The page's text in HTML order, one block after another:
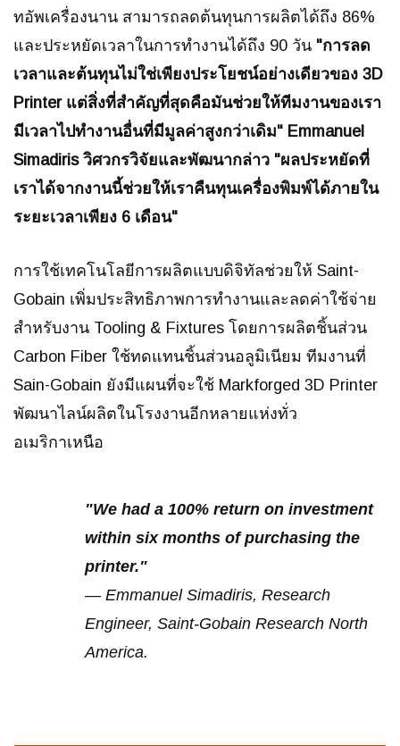
ทอัพเครื่องนาน สามารถลดต้นทุนการผลิตได้ถึง 86%
และประหยัดเวลาในการทำงานได้ถึง 90 วัน "การลด
เวลาและต้นทุนไม่ใช่เพียงประโยชน์อย่างเดียวของ 3D
Printer แต่สิ่งที่สำคัญที่สุดคือมันช่วยให้ทีมงานของเรา
มีเวลาไปทำงานอื่นที่มีมูลค่าสูงกว่าเดิม" Emmanuel
Simadiris วิศวกรวิจัยและพัฒนากล่าว "ผลประหยัดที่
เราได้จากงานนี้ช่วยให้เราคืนทุนเครื่องพิมพ์ได้ภายใน
ระยะเวลาเพียง 6 เดือน"
การใช้เทคโนโลยีการผลิตแบบดิจิทัลช่วยให้ Saint-
Gobain เพิ่มประสิทธิภาพการทำงานและลดค่าใช้จ่าย
สำหรับงาน Tooling & Fixtures โดยการผลิตชิ้นส่วน
Carbon Fiber ใช้ทดแทนชิ้นส่วนอลูมิเนียม ทีมงานที่
Sain-Gobain ยังมีแผนที่จะใช้ Markforged 3D Printer
พัฒนาไลน์ผลิตในโรงงานอีกหลายแห่งทั่ว
อเมริกาเหนือ
"We had a 100% return on investment
within six months of purchasing the
printer."
— Emmanuel Simadiris, Research
Engineer, Saint-Gobain Research North
America.